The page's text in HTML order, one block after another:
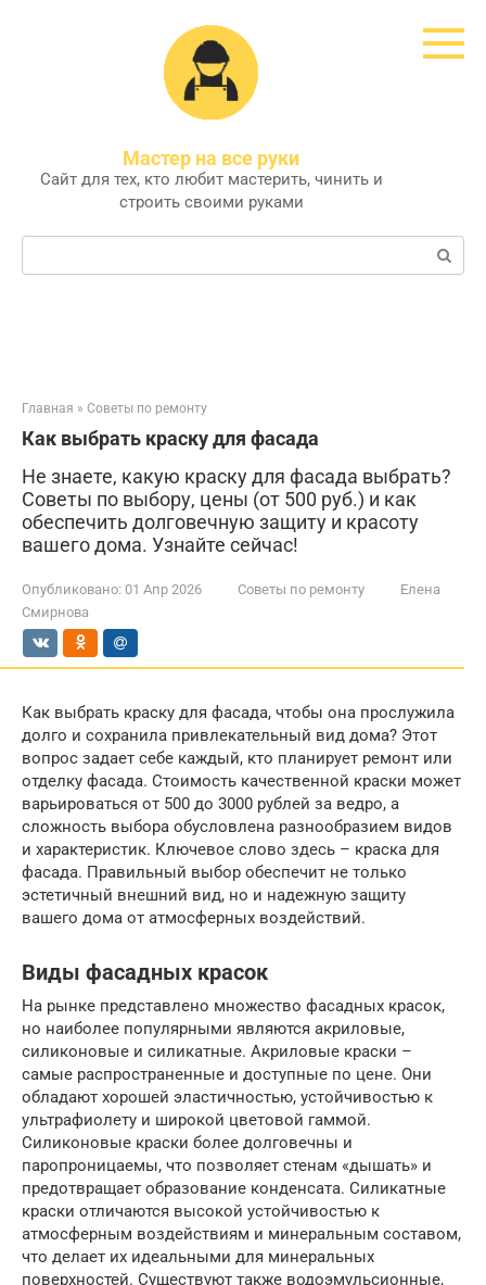
Мастер на все руки
Сайт для тех, кто любит мастерить, чинить и
строить своими руками
Поиск:
Главная » Советы по ремонту
Как выбрать краску для фасада
Не знаете, какую краску для фасада выбрать?
Советы по выбору, цены (от 500 руб.) и как
обеспечить долговечную защиту и красоту
вашего дома. Узнайте сейчас!
Опубликовано: 01 Апр 2026 Советы по ремонту
Елена
Смирнова
Как выбрать краску для фасада, чтобы она прослужила
долго и сохранила привлекательный вид дома? Этот
вопрос задает себе каждый, кто планирует ремонт или
отделку фасада. Стоимость качественной краски может
варьироваться от 500 до 3000 рублей за ведро, а
сложность выбора обусловлена разнообразием видов
и характеристик. Ключевое слово здесь – краска для
фасада. Правильный выбор обеспечит не только
эстетичный внешний вид, но и надежную защиту
вашего дома от атмосферных воздействий.
Виды фасадных красок
На рынке представлено множество фасадных красок,
но наиболее популярными являются акриловые,
силиконовые и силикатные. Акриловые краски –
самые распространенные и доступные по цене. Они
обладают хорошей эластичностью, устойчивостью к
ультрафиолету и широкой цветовой гаммой.
Силиконовые краски более долговечны и
паропроницаемы, что позволяет стенам «дышать» и
предотвращает образование конденсата. Силикатные
краски отличаются высокой устойчивостью к
атмосферным воздействиям и минеральным составом,
что делает их идеальными для минеральных
поверхностей. Существуют также водоэмульсионные,